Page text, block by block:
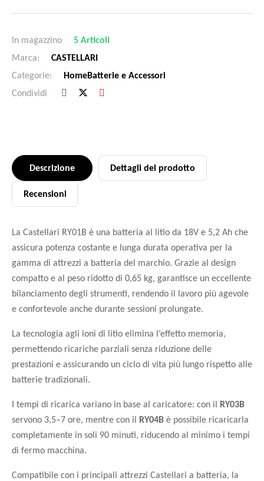
In magazzino
5 Articoli
Marca:
CASTELLARI
Categorie:
HomeBatterie e Accessori
Condividi
Descrizione Dettagli del prodotto
Recensioni
La Castellari RY01B è una batteria al litio da 18V e 5,2 Ah che
assicura potenza costante e lunga durata operativa per la
gamma di attrezzi a batteria del marchio. Grazie al design
compatto e al peso ridotto di 0,65 kg, garantisce un eccellente
bilanciamento degli strumenti, rendendo il lavoro più agevole
e confortevole anche durante sessioni prolungate.
La tecnologia agli ioni di litio elimina l’effetto memoria,
permettendo ricariche parziali senza riduzione delle
prestazioni e assicurando un ciclo di vita più lungo rispetto alle
batterie tradizionali.
I tempi di ricarica variano in base al caricatore: con il RY03B
servono 3,5–7 ore, mentre con il RY04B è possibile ricaricarla
completamente in soli 90 minuti, riducendo al minimo i tempi
di fermo macchina.
Compatibile con i principali attrezzi Castellari a batteria, la